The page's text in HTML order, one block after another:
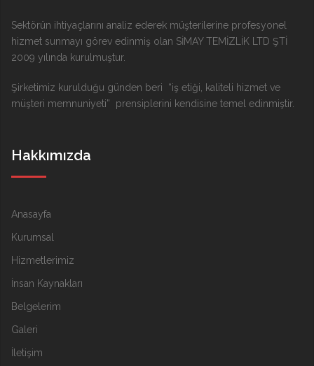
Sektörün ihtiyaçlarını analiz ederek müşterilerine profesyonel
hizmet sunmayı görev edinmiş olan SİMAY TEMİZLİK LTD ŞTİ
2009 yılında kurulmuştur.
Şirketimiz kurulduğu günden beri “iş etiği, kaliteli hizmet ve
müşteri memnuniyeti” prensiplerini kendisine temel edinmiştir.
Hakkımızda
Anasayfa
Kurumsal
Hizmetlerimiz
İnsan Kaynakları
Belgelerim
Galeri
İletişim